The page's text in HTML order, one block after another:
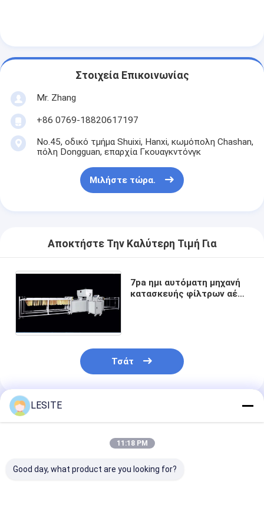
Φίλτρα Hepa κλιματισμού
φίλτρα εξαγνιστών αέρα
Φίλτρο τσαντών σκόνης
Origami που διπλώνει τη μηχανή
Στοιχεία Επικοινωνίας
Mr. Zhang
+86 0769-18820617197
No.45, οδικό τμήμα Shuixi, Hanxi, κωμόπολη Chashan,
πόλη Dongguan, επαρχία Γκουαγκντόνγκ
Μιλήστε τώρα.
Αποκτήστε Την Καλύτερη Τιμή Για
7pa ημι αυτόματη μηχανή
κατασκευής φίλτρων αέρα
Τσάτ
Συνιστώμενα Προϊόντα
LESITE
11:18 PM
Good day, what product are you looking for?